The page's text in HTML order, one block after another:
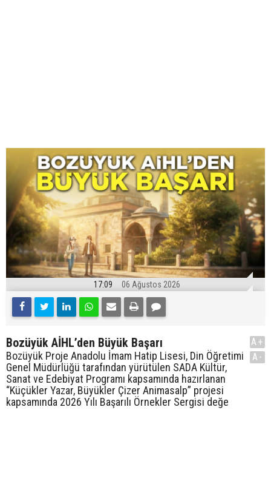
17:09 06 Ağustos 2026
Bozüyük AİHL’den Büyük Başarı
Bozüyük Proje Anadolu İmam Hatip Lisesi, Din Öğretimi
Genel Müdürlüğü tarafından yürütülen SADA Kültür,
Sanat ve Edebiyat Programı kapsamında hazırlanan
“Küçükler Yazar, Büyükler Çizer Animasalp” projesi
kapsamında 2026 Yılı Başarılı Örnekler Sergisi değe
A+
A-